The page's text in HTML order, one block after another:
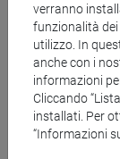
Laurea
(6 su
verranno
funzionalità
utilizzo. In
anche con i
informazioni
Cliccando
installati. Per
“Informazioni